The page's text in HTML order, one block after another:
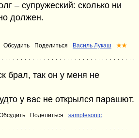
– супружеский: сколько ни
должен.
Обсудить Поделиться Василь Лукаш ★★
брал, так он у меня не
у вас не открылся парашют.
Поделиться samplesonic